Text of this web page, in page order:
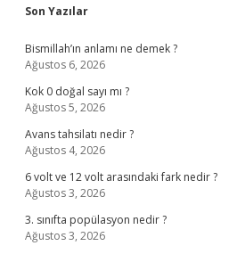
Sidebar
Son Yazılar
Bismillah’ın anlamı ne demek ?
Ağustos 6, 2026
Kok 0 doğal sayı mı ?
Ağustos 5, 2026
Avans tahsilatı nedir ?
Ağustos 4, 2026
6 volt ve 12 volt arasındaki fark nedir ?
Ağustos 3, 2026
3. sınıfta popülasyon nedir ?
Ağustos 3, 2026